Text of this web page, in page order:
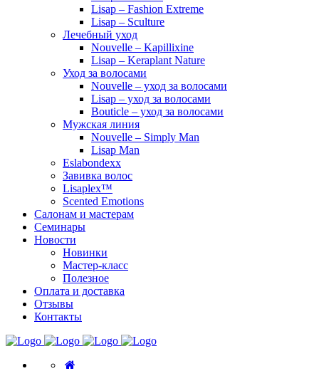
Lisap – Fashion Extreme
Lisap – Sculture
Лечебный уход
Nouvelle – Kapillixine
Lisap – Keraplant Nature
Уход за волосами
Nouvelle – уход за волосами
Lisap – уход за волосами
Bouticle – уход за волосами
Мужская линия
Nouvelle – Simply Man
Lisap Man
Eslabondexx
Завивка волос
Lisaplex™
Scented Emotions
Салонам и мастерам
Семинары
Новости
Новинки
Мастер-класс
Полезное
Оплата и доставка
Отзывы
Контакты